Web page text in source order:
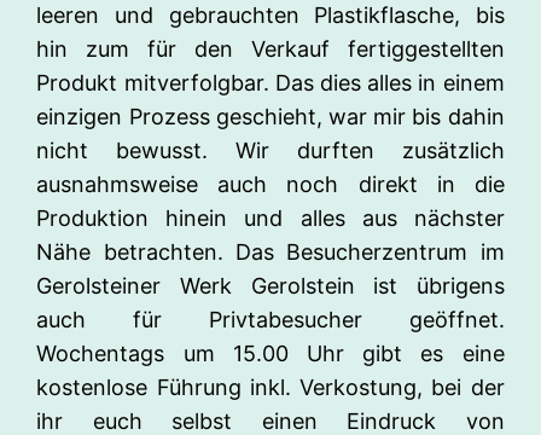
leeren und gebrauchten Plastikflasche, bis
hin zum für den Verkauf fertiggestellten
Produkt mitverfolgbar. Das dies alles in einem
einzigen Prozess geschieht, war mir bis dahin
nicht bewusst. Wir durften zusätzlich
ausnahmsweise auch noch direkt in die
Produktion hinein und alles aus nächster
Nähe betrachten. Das Besucherzentrum im
Gerolsteiner Werk Gerolstein ist übrigens
auch für Privtabesucher geöffnet.
Wochentags um 15.00 Uhr gibt es eine
kostenlose Führung inkl. Verkostung, bei der
ihr euch selbst einen Eindruck von